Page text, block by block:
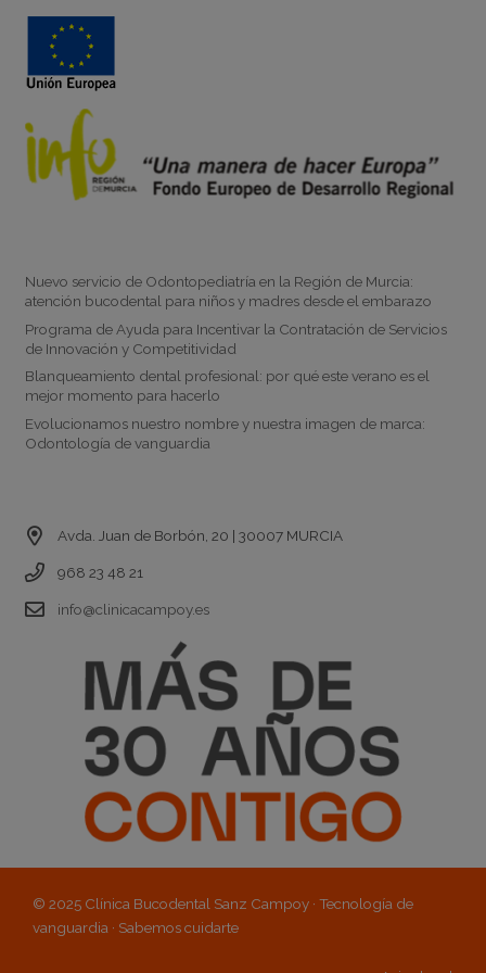
Nuevo servicio de Odontopediatría en la Región de Murcia:
atención bucodental para niños y madres desde el embarazo
Programa de Ayuda para Incentivar la Contratación de Servicios
de Innovación y Competitividad
Blanqueamiento dental profesional: por qué este verano es el
mejor momento para hacerlo
Evolucionamos nuestro nombre y nuestra imagen de marca:
Odontología de vanguardia
Avda. Juan de Borbón, 20 | 30007 MURCIA
968 23 48 21
info@clinicacampoy.es
© 2025 Clínica Bucodental Sanz Campoy · Tecnología de
vanguardia · Sabemos cuidarte